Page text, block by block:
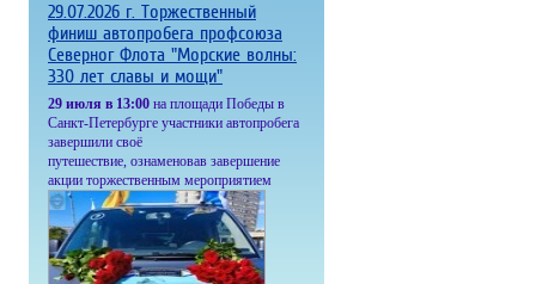
29.07.2026 г. Торжественный
финиш автопробега профсоюза
Северног Флота "Морские волны:
330 лет славы и мощи"
29 июля в 13:00 на площади Победы в
Санкт-Петербурге участники автопробега
завершили своё
путешествие, ознаменовав завершение
акции торжественным мероприятием